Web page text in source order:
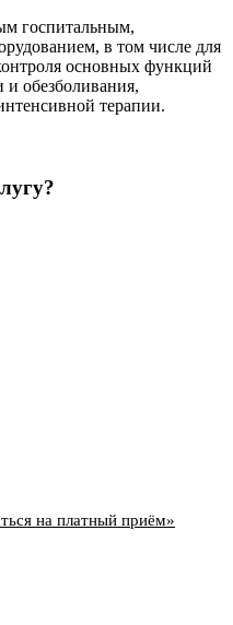
госпитальным,
в том числе для
основных функций
и обезболивания,
терапии.
на платный приём»